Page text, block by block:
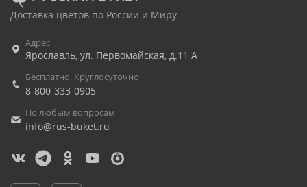
Доставка цветов по России и Миру
Адрес
Ярославль, ул. Первомайская, д.11 А
Бесплатно. Круглосуточно
8-800-333-0905
По любым вопросам
info@rus-buket.ru